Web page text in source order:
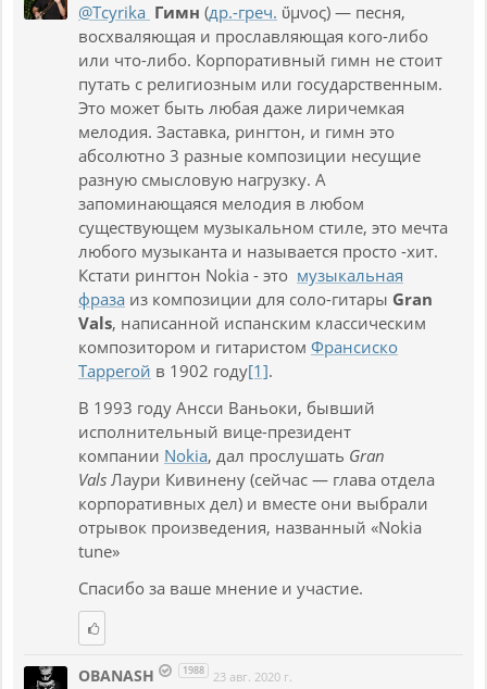
@Tcyrika Гимн (др.-греч. ὕμνος) — песня,
восхваляющая и прославляющая кого-либо
или что-либо. Корпоративный гимн не стоит
путать с религиозным или государственным.
Это может быть любая даже лиричемкая
мелодия. Заставка, рингтон, и гимн это
абсолютно 3 разные композиции несущие
разную смысловую нагрузку. А
запоминающаяся мелодия в любом
существующем музыкальном стиле, это мечта
любого музыканта и называется просто -хит.
Кстати рингтон Nokia - это музыкальная
фраза из композиции для соло-гитары Gran
Vals, написанной испанским классическим
композитором и гитаристом Франсиско
Таррегой в 1902 году[1].
В 1993 году Ансси Ваньоки, бывший
исполнительный вице-президент
компании Nokia, дал прослушать Gran
Vals Лаури Кивинену (сейчас — глава отдела
корпоративных дел) и вместе они выбрали
отрывок произведения, названный «Nokia
tune»
Спасибо за ваше мнение и участие.
OBANASH 1988 23 авг. 2020 г.